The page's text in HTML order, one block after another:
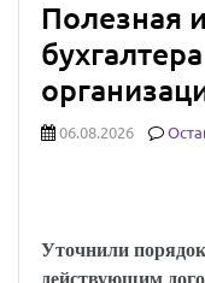
Полезная
06.08.2026
Уточнили
действующим